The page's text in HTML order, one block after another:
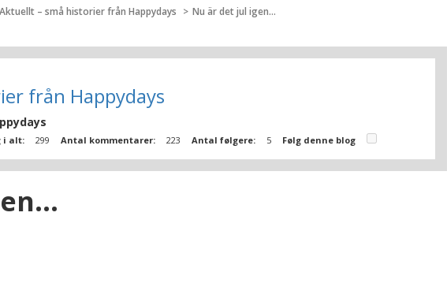
Aktuellt – små historier från Happydays Nu är det jul igen…
från Happydays
i alt: 299 Antal kommentarer: 223 Antal følgere: 5 Følg denne blog